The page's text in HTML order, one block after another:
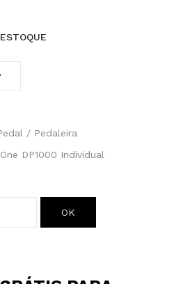
/ Pedaleira
DP1000 Individual
OK